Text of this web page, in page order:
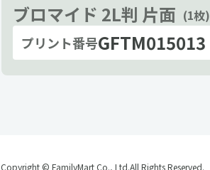
ブロマイド 2L判 片面 (1枚)
プリント番号GFTM015013
Copyright © FamilyMart Co., Ltd.All Rights Reserved.